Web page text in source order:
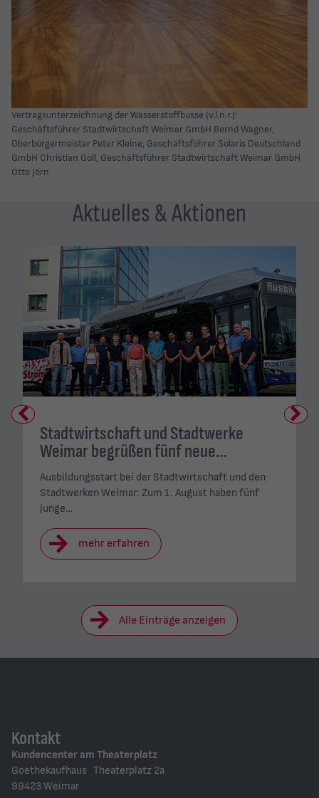
Vertragsunterzeichnung der Wasserstoffbusse (v.l.n.r.):
Geschäftsführer Stadtwirtschaft Weimar GmbH Bernd Wagner,
Oberbürgermeister Peter Kleine, Geschäftsführer Solaris Deutschland
GmbH Christian Goll, Geschäftsführer Stadtwirtschaft Weimar GmbH
Otto Jörn
Aktuelles & Aktionen
Previous
Stadtwirtschaft und Stadtwerke
Weimar begrüßen fünf neue…
Ausbildungsstart bei der Stadtwirtschaft und den
Stadtwerken Weimar: Zum 1. August haben fünf
junge…
mehr erfahren
Next
Alle Einträge anzeigen
Kontakt
Kundencenter am Theaterplatz
Goethekaufhaus Theaterplatz 2a
99423 Weimar